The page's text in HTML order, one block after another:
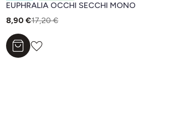
EUPHRALIA OCCHI SECCHI MONO
8,90 €17,20 €
Aggiungi al carrello